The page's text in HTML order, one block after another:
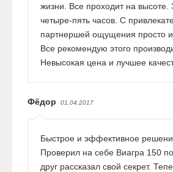
жизни. Все проходит на высоте.
четыре-пять часов. С
партнершей ощущения просто
Все рекомендую этого
Невысокая цена и лучшее
Фёдор 01.04.2017
Быстрое и эффективное
Проверил на себе Виагра 150
друг рассказал свой секрет.